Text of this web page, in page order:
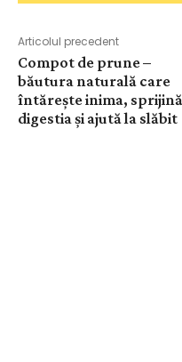
Articolul precedent
Compot de prune –
băutura naturală care
întărește inima, sprijină
digestia și ajută la slăbit